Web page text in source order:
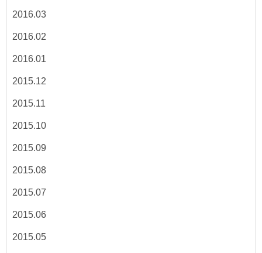
2016.03
2016.02
2016.01
2015.12
2015.11
2015.10
2015.09
2015.08
2015.07
2015.06
2015.05